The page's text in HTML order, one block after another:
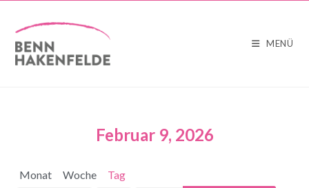
MENÜ
Februar 9, 2026
Monat Woche Tag